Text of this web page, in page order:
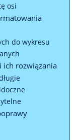
osi
do wykresu
ich rozwiązania